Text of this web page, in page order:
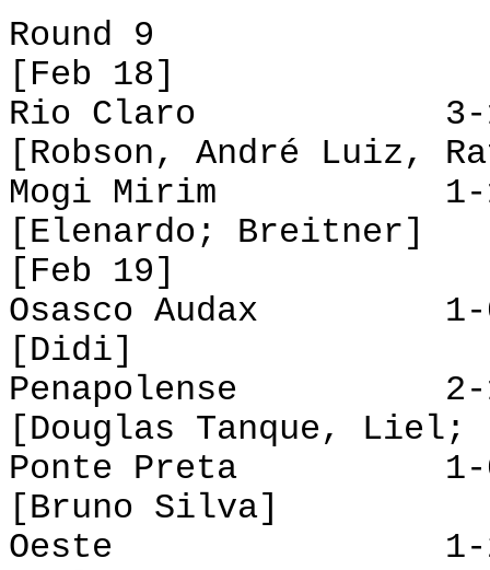
Round 9
[Feb 18]
Rio Claro 3-1
[Robson, André Luiz,
Mogi Mirim 1-1
[Elenardo; Breitner]
[Feb 19]
Osasco Audax 1-
[Didi]
Penapolense 2-1
[Douglas Tanque, Liel;
Ponte Preta 1-0
[Bruno Silva]
Oeste 1-2